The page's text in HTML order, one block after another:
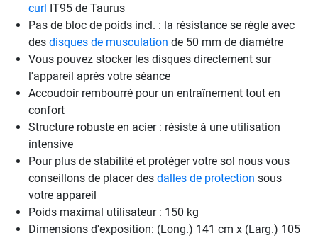
curl IT95 de Taurus
Pas de bloc de poids incl. : la résistance se règle avec
des disques de musculation de 50 mm de diamètre
Vous pouvez stocker les disques directement sur
l'appareil après votre séance
Accoudoir rembourré pour un entraînement tout en
confort
Structure robuste en acier : résiste à une utilisation
intensive
Pour plus de stabilité et protéger votre sol nous vous
conseillons de placer des dalles de protection sous
votre appareil
Poids maximal utilisateur : 150 kg
Dimensions d'exposition: (Long.) 141 cm x (Larg.) 105